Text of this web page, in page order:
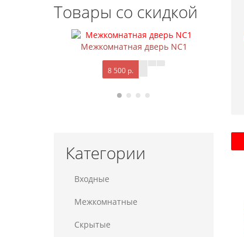
Товары со скидкой
Межкомнатная дверь NC1
8 500 р.
Категории
Входные
Межкомнатные
Скрытые